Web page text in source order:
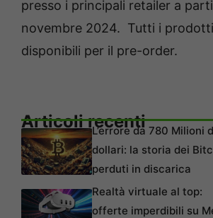
presso i principali retailer a
novembre 2024. Tutti i
disponibili per il pre-order.
Articoli recentiL’errore da 780 Milioni
dollari: la storia dei
perduti in discarica
Realtà virtuale al top:
offerte imperdibili su